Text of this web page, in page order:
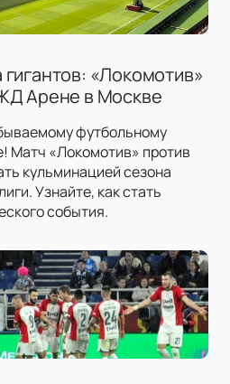
«Локомотив»
Арене в Москве
футбольному
Матч «Локомотив» против
кульминацией сезона
Узнайте, как стать
события.